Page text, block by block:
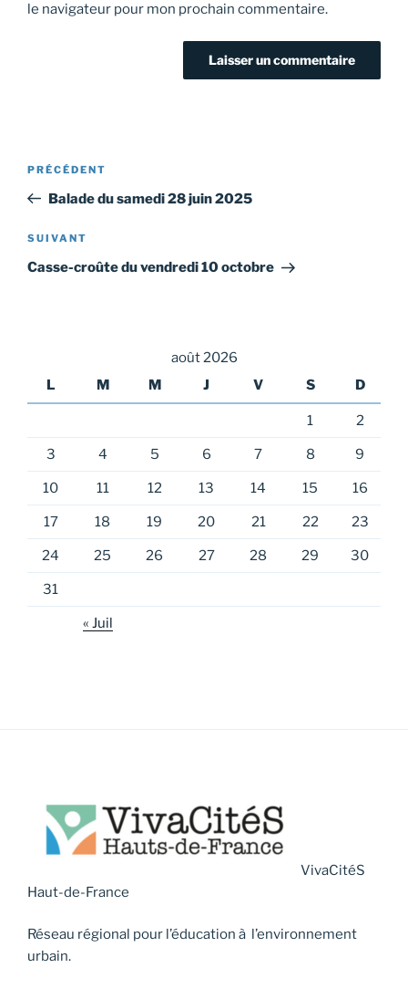
le navigateur pour mon prochain commentaire.
Navigation
l’article
Article
précédent
PRÉCÉDENT
Balade du samedi 28 juin 2025
Article
suivant
SUIVANT
Casse-croûte du vendredi 10 octobre
août 2026
L
M M J V S D
1 2
3 4 5 6 7 8 9
10 11 12 13 14 15 16
17 18 19 20 21 22 23
24 25 26 27 28 29 30
31
« Juil
VivaCitéS
Haut-de-France
Réseau régional pour l’éducation à l’environnement
urbain.